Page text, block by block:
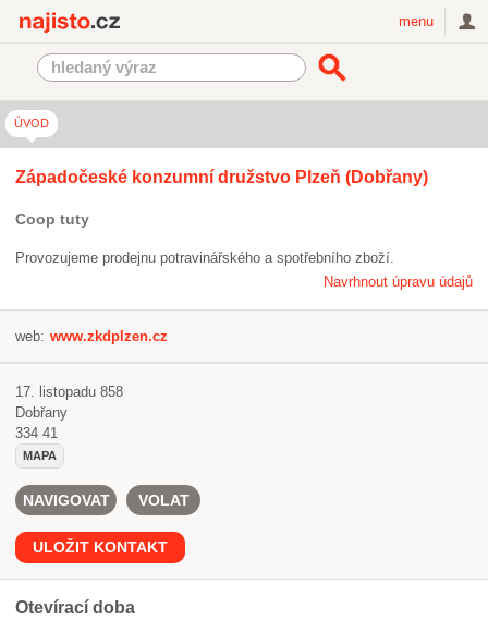
menu
ÚVOD
Západočeské konzumní družstvo Plzeň (Dobřany)
Coop tuty
Provozujeme prodejnu potravinářského a spotřebního zboží.
Navrhnout úpravu údajů
web: www.zkdplzen.cz
17. listopadu 858
Dobřany
334 41
MAPA
NAVIGOVAT VOLAT
ULOŽIT KONTAKT
Otevírací doba